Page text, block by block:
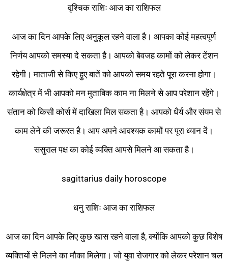
वृश्चिक राशिः आज का राशिफल
आज का दिन आपके लिए अनुकूल रहने वाला है। आपका कोई महत्वपूर्ण
निर्णय आपको समस्या दे सकता है। आपको बेवजह कामों को लेकर टेंशन
रहेगी। माताजी से किए हुए बातें को आपको समय रहते पूरा करना होगा।
कार्यक्षेत्र में भी आपको मन मुताबिक काम ना मिलने से आप परेशान रहेंगे।
संतान को किसी कोर्स में दाखिला मिल सकता है। आपको धैर्य और संयम से
काम लेने की जरूरत है। आप अपने आवश्यक कामों पर पूरा ध्यान दें।
ससुराल पक्ष का कोई व्यक्ति आपसे मिलने आ सकता है।
sagittarius daily horoscope
धनु राशिः आज का राशिफल
आज का दिन आपके लिए कुछ खास रहने वाला है, क्योंकि आपको कुछ विशेष
व्यक्तियों से मिलने का मौका मिलेगा। जो युवा रोजगार को लेकर परेशान चल